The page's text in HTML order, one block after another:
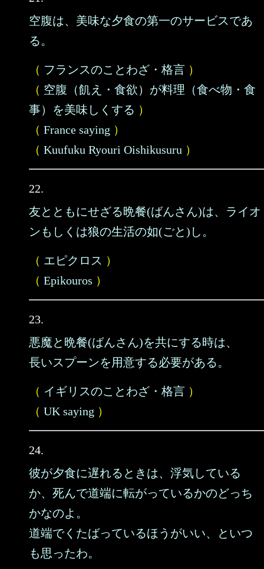
空腹は、美味な夕食の第一のサービスであ
る。
（ フランスのことわざ・格言 ）
（ 空腹（飢え・食欲）が料理（食べ物・食
事）を美味しくする ）
（ France saying ）
（ Kuufuku Ryouri Oishikusuru ）
22.
友とともにせざる晩餐(ばんさん)は、ライオ
ンもしくは狼の生活の如(ごと)し。
（ エピクロス ）
（ Epikouros ）
23.
悪魔と晩餐(ばんさん)を共にする時は、
長いスプーンを用意する必要がある。
（ イギリスのことわざ・格言 ）
（ UK saying ）
24.
彼が夕食に遅れるときは、浮気している
か、死んで道端に転がっているかのどっち
かなのよ。
道端でくたばっているほうがいい、といつ
も思ったわ。